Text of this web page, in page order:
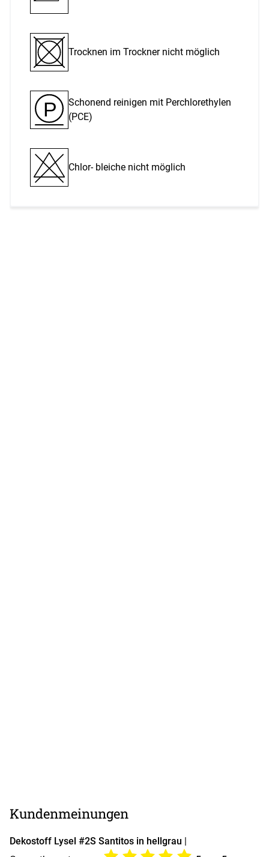
Trocknen im Trockner nicht möglich
P
Schonend reinigen mit Perchlor­ethylen
(PCE)
Chlor- bleiche nicht möglich
Kundenmeinungen
Dekostoff Lysel #2S Santitos in hellgrau |